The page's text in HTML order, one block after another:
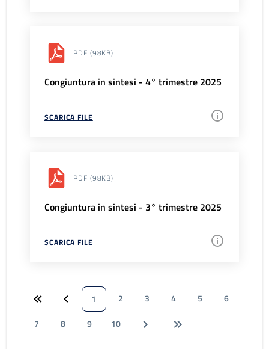
PDF (98KB)
Congiuntura in sintesi - 4° trimestre 2025
SCARICA FILE
PDF (98KB)
Congiuntura in sintesi - 3° trimestre 2025
SCARICA FILE
1 2 3 4 5
6
7
8 9 10